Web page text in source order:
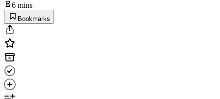
6 mins
Bookmarks